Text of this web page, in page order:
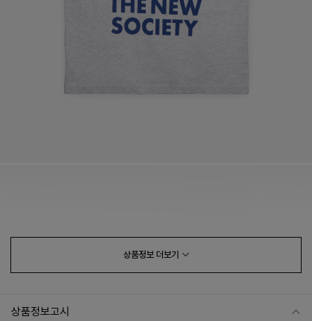
상품정보 더보기
상품정보고시